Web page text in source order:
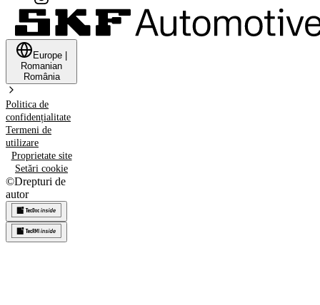
Europe
Romanian
România
Politica de
confidențialitate
Termeni de
utilizare
Proprietate site
Setări cookie
©Drepturi de
autor